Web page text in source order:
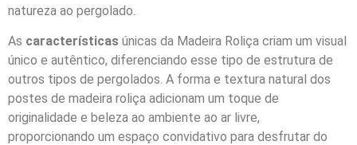
natureza ao pergolado.
As características únicas da Madeira Roliça criam um visual
único e autêntico, diferenciando esse tipo de estrutura de
outros tipos de pergolados. A forma e textura natural dos
postes de madeira roliça adicionam um toque de
originalidade e beleza ao ambiente ao ar livre,
proporcionando um espaço convidativo para desfrutar do